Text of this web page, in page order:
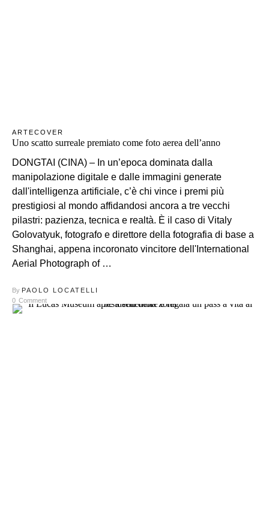
ARTECOVER
Uno scatto surreale premiato come foto aerea dell’anno
DONGTAI (CINA) – In un’epoca dominata dalla
manipolazione digitale e dalle immagini generate
dall'intelligenza artificiale, c’è chi vince i premi più
prestigiosi al mondo affidandosi ancora a tre vecchi
pilastri: pazienza, tecnica e realtà. È il caso di Vitaly
Golovatyuk, fotografo e direttore della fotografia di base a
Shanghai, appena incoronato vincitore dell'International
Aerial Photograph of …
By PAOLO LOCATELLI
0 Comment